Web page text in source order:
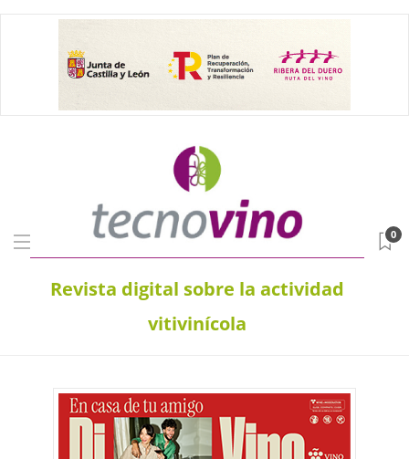
Revista digital sobre la actividad
vitivinícola
0